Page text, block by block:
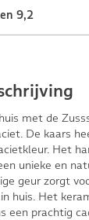
9,2
met de
De kaars
Het
unieke en
geur zorgt
huis. Het
een prachtig